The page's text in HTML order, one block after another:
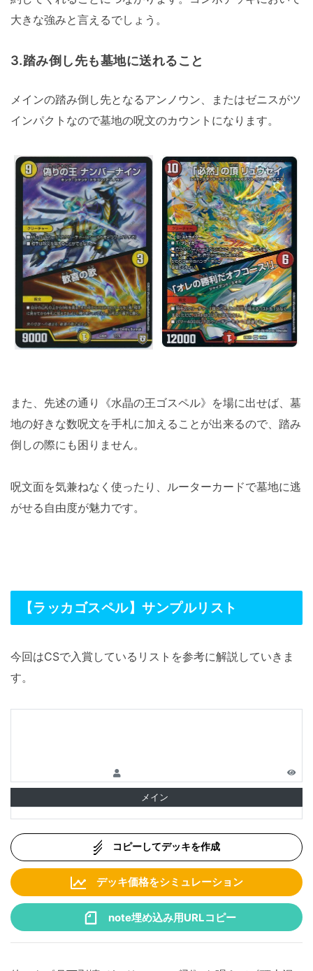
大きな強みと言えるでしょう。
3.踏み倒し先も墓地に送れること
メインの踏み倒し先となるアンノウン、またはゼニスがツ
インパクトなので墓地の呪文のカウントになります。
また、先述の通り《水晶の王ゴスペル》を場に出せば、墓
地の好きな数呪文を手札に加えることが出来るので、踏み
倒しの際にも困りません。
呪文面を気兼ねなく使ったり、ルーターカードで墓地に逃
がせる自由度が魅力です。
【ラッカゴスペル】サンプルリスト
今回はCSで入賞しているリストを参考に解説していきま
す。
メイン
コピーしてデッキを作成
デッキ価格をシミュレーション
note埋め込み用URLコピー